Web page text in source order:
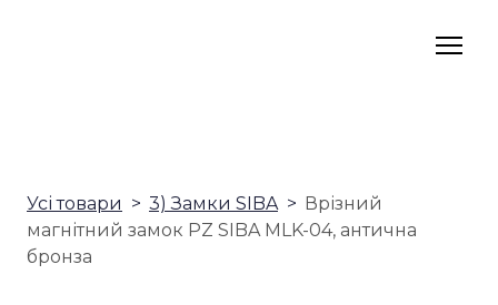
Усі товари 3) Замки SIBA
Врізний
магнітний замок PZ SIBA MLK-04, антична
бронза